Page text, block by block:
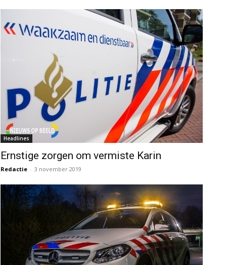
Headlines
Ernstige zorgen om vermiste Karin
Redactie - 3 november 2019